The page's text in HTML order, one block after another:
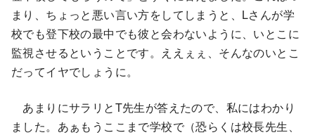
まり、ちょっと悪い言い方をしてしまうと、Lさんが学
校でも登下校の最中でも彼と会わないように、いとこに
監視させるということです。ええぇぇ、そんなのいとこ
だってイヤでしょうに。
あまりにサラリとT先生が答えたので、私にはわかり
ました。あぁもうここまで学校で（恐らくは校長先生、